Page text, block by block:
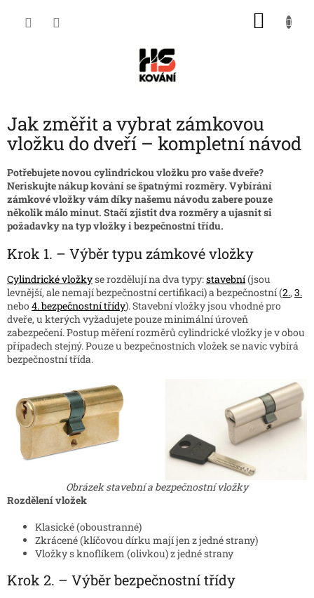
Jak změřit a vybrat zámkovou
vložku do dveří – kompletní návod
Potřebujete novou cylindrickou vložku pro vaše dveře?
Neriskujte nákup kování se špatnými rozměry. Vybírání
zámkové vložky vám díky našemu návodu zabere pouze
několik málo minut. Stačí zjistit dva rozměry a ujasnit si
požadavky na typ vložky i bezpečnostní třídu.
Krok 1. – Výběr typu zámkové vložky
Cylindrické vložkyse rozdělují na dva typy:stavební(jsou
levnější, ale nemají bezpečnostní certifikaci) a bezpečnostní (2.,3.
nebo4. bezpečnostní třídy). Stavební vložky jsou vhodné pro
dveře, u kterých vyžadujete pouze minimální úroveň
zabezpečení. Postup měření rozměrů cylindrické vložky je v obou
případech stejný. Pouze u bezpečnostních vložek se navíc vybírá
bezpečnostní třída.
Obrázek stavební a bezpečnostní vložky
Rozdělení vložek
Klasické (oboustranné)
Zkrácené (klíčovou dírku mají jen z jedné strany)
Vložky s knoflíkem (olivkou) z jedné strany
Krok 2. – Výběr bezpečnostní třídy